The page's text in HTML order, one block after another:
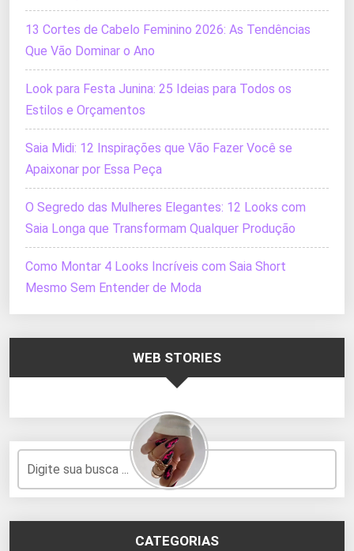
13 Cortes de Cabelo Feminino 2026: As Tendências
Que Vão Dominar o Ano
Look para Festa Junina: 25 Ideias para Todos os
Estilos e Orçamentos
Saia Midi: 12 Inspirações que Vão Fazer Você se
Apaixonar por Essa Peça
O Segredo das Mulheres Elegantes: 12 Looks com
Saia Longa que Transformam Qualquer Produção
Como Montar 4 Looks Incríveis com Saia Short
Mesmo Sem Entender de Moda
WEB STORIES
CATEGORIAS